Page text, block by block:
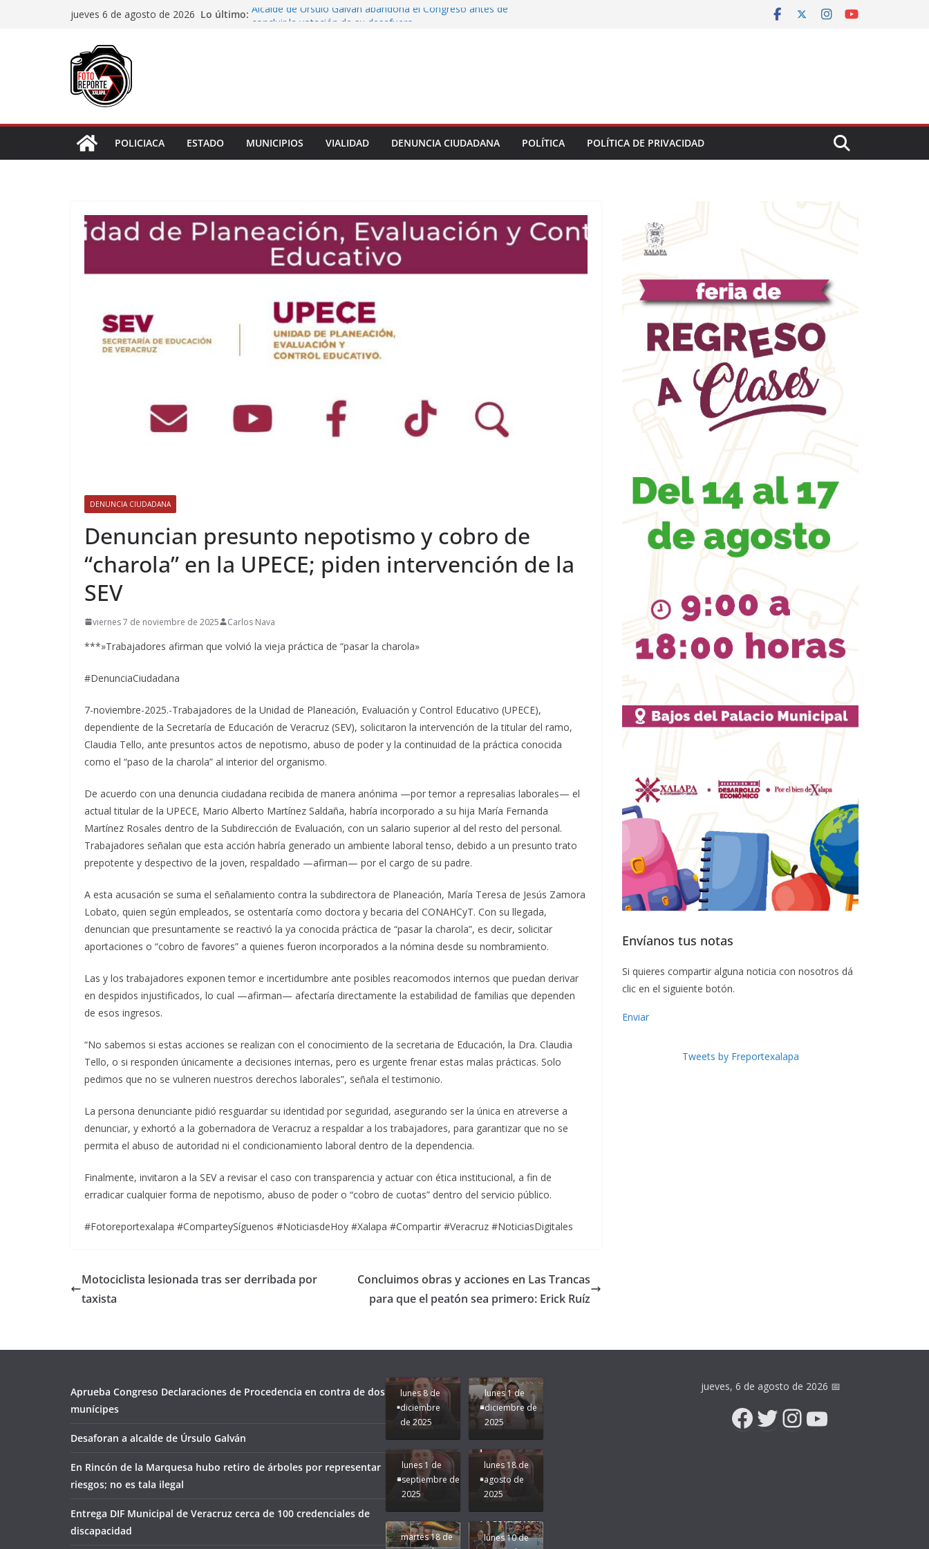
jueves 6 de agosto de 2026 Lo último: Alcalde de Úrsulo Galván abandona el Congreso antes de
de discapacidad
POLICIACA
ESTADO MUNICIPIOS VIALIDAD DENUNCIA CIUDADANA POLÍTICA POLÍTICA DE PRIVACIDAD
DENUNCIA CIUDADANA
Denuncian presunto nepotismo y cobro de
“charola” en la UPECE; piden intervención de la
SEV
viernes 7 de noviembre de 2025 Carlos Nava
***»Trabajadores afirman que volvió la vieja práctica de “pasar la charola»
#DenunciaCiudadana
7-noviembre-2025.-Trabajadores de la Unidad de Planeación, Evaluación y Control Educativo (UPECE),
dependiente de la Secretaría de Educación de Veracruz (SEV), solicitaron la intervención de la titular del ramo,
Claudia Tello, ante presuntos actos de nepotismo, abuso de poder y la continuidad de la práctica conocida
como el “paso de la charola” al interior del organismo.
De acuerdo con una denuncia ciudadana recibida de manera anónima —por temor a represalias laborales— el
actual titular de la UPECE, Mario Alberto Martínez Saldaña, habría incorporado a su hija María Fernanda
Martínez Rosales dentro de la Subdirección de Evaluación, con un salario superior al del resto del personal.
Trabajadores señalan que esta acción habría generado un ambiente laboral tenso, debido a un presunto trato
prepotente y despectivo de la joven, respaldado —afirman— por el cargo de su padre.
A esta acusación se suma el señalamiento contra la subdirectora de Planeación, María Teresa de Jesús Zamora
Lobato, quien según empleados, se ostentaría como doctora y becaria del CONAHCyT. Con su llegada,
denuncian que presuntamente se reactivó la ya conocida práctica de “pasar la charola”, es decir, solicitar
aportaciones o “cobro de favores” a quienes fueron incorporados a la nómina desde su nombramiento.
Las y los trabajadores exponen temor e incertidumbre ante posibles reacomodos internos que puedan derivar
en despidos injustificados, lo cual —afirman— afectaría directamente la estabilidad de familias que dependen
de esos ingresos.
“No sabemos si estas acciones se realizan con el conocimiento de la secretaria de Educación, la Dra. Claudia
Tello, o si responden únicamente a decisiones internas, pero es urgente frenar estas malas prácticas. Solo
pedimos que no se vulneren nuestros derechos laborales”, señala el testimonio.
La persona denunciante pidió resguardar su identidad por seguridad, asegurando ser la única en atreverse a
denunciar, y exhortó a la gobernadora de Veracruz a respaldar a los trabajadores, para garantizar que no se
permita el abuso de autoridad ni el condicionamiento laboral dentro de la dependencia.
Finalmente, invitaron a la SEV a revisar el caso con transparencia y actuar con ética institucional, a fin de
erradicar cualquier forma de nepotismo, abuso de poder o “cobro de cuotas” dentro del servicio público.
#Fotoreportexalapa #ComparteySíguenos #NoticiasdeHoy #Xalapa #Compartir #Veracruz #NoticiasDigitales
Motociclista lesionada tras ser derribada por
taxista
Concluimos obras y acciones en Las Trancas
para que el peatón sea primero: Erick Ruíz
Envíanos tus notas
Si quieres compartir alguna noticia con nosotros dá
clic en el siguiente botón.
Enviar
Tweets by Freportexalapa
Aprueba Congreso Declaraciones de Procedencia en contra de dos
munícipes
Desaforan a alcalde de Úrsulo Galván
En Rincón de la Marquesa hubo retiro de árboles por representar
riesgos; no es tala ilegal
Entrega DIF Municipal de Veracruz cerca de 100 credenciales de
discapacidad
Unamos
lunes 8 de
diciembre
de 2025
lunes 1 de
diciembre de
2025
Apoyo y
Seguimos la
Ruta que
Marca
Nuestra
Rocío Nahle.
lunes 1 de
septiembre de
2025
Pongamos
de moda;
San
Andrés
Tuxtla
presente.
lunes 18 de
agosto de
2025
Difamación
martes 18 de
Presidenta!
lunes 10 de
jueves, 6 de agosto de 2026 📅
Facebook
Twitter
Instagram
YouTube